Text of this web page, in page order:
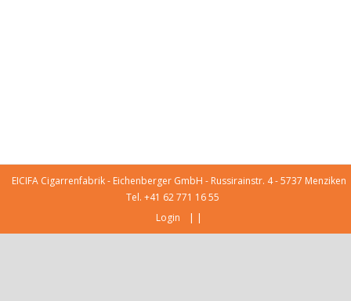
EICIFA Cigarrenfabrik - Eichenberger GmbH - Russirainstr. 4 - 5737 Menziken
Tel. +41 62 771 16 55
Login
| |